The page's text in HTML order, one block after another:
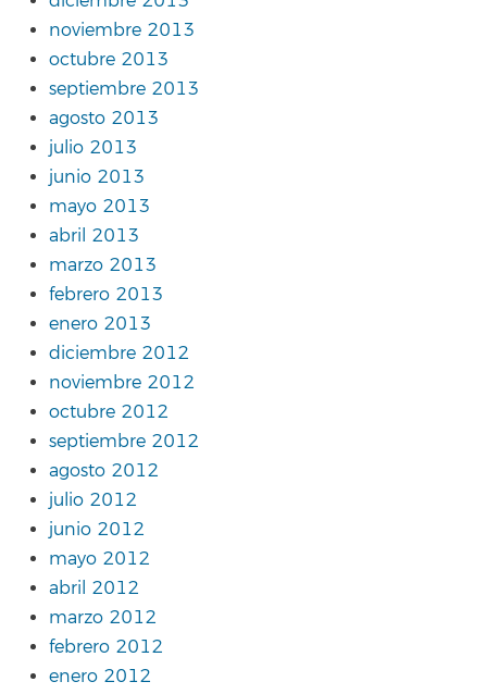
noviembre 2013
octubre 2013
septiembre 2013
agosto 2013
julio 2013
junio 2013
mayo 2013
abril 2013
marzo 2013
febrero 2013
enero 2013
diciembre 2012
noviembre 2012
octubre 2012
septiembre 2012
agosto 2012
julio 2012
junio 2012
mayo 2012
abril 2012
marzo 2012
febrero 2012
enero 2012